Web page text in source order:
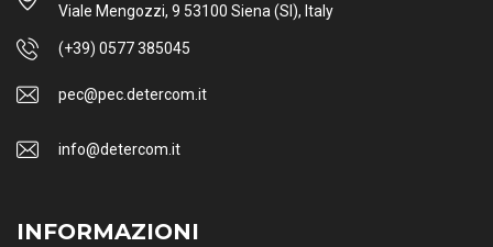
Viale Mengozzi, 9 53100 Siena (SI), Italy
(+39) 0577 385045
pec@pec.detercom.it
info@detercom.it
INFORMAZIONI